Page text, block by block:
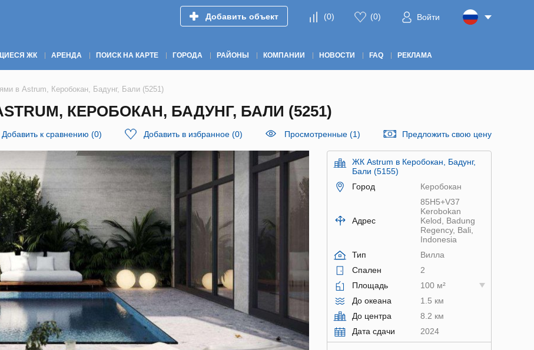
Добавить объект (0) (0) Войти
ЖК АРЕНДА ПОИСК НА КАРТЕ ГОРОДА РАЙОНЫ КОМПАНИИ НОВОСТИ FAQ РЕКЛАМА
в Astrum, Керобокан, Бадунг, Бали (5251)
КЕРОБОКАН, БАДУНГ, БАЛИ (5251)
Добавить к сравнению (0) Добавить в избранное (0) Просмотренные (1) Предложить свою цену
ЖК Astrum в Керобокан, Бадунг,
Бали (5155)
Город
Керобокан
Адрес
85H5+V37
Kerobokan
Kelod, Badung
Regency, Bali,
Indonesia
Тип
Вилла
Спален
2
Площадь
100 м²
До океана
1.5 км
До центра
8.2 км
Дата сдачи
2024